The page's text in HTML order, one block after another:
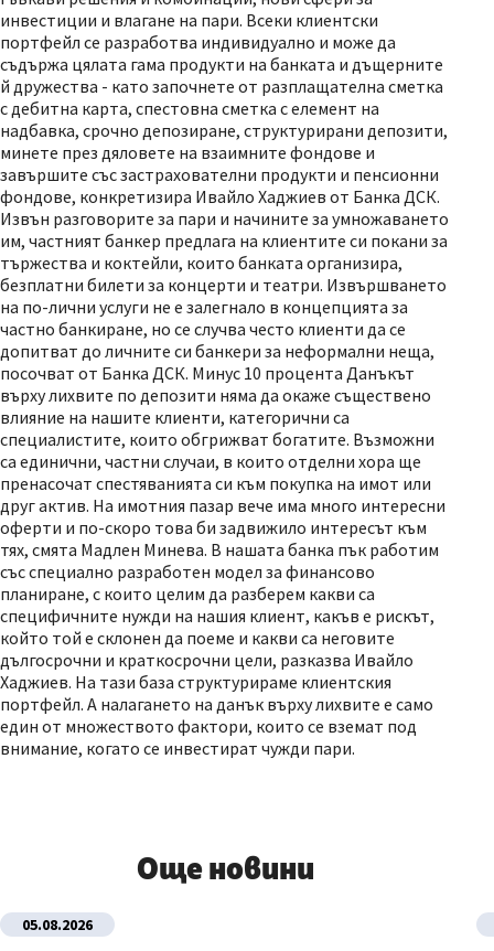
инвестиции и влагане на пари. Всеки клиентски
портфейл се разработва индивидуално и може да
съдържа цялата гама продукти на банката и дъщерните
й дружества - като започнете от разплащателна сметка
с дебитна карта, спестовна сметка с елемент на
надбавка, срочно депозиране, структурирани депозити,
минете през дяловете на взаимните фондове и
завършите със застрахователни продукти и пенсионни
фондове, конкретизира Ивайло Хаджиев от Банка ДСК.
Извън разговорите за пари и начините за умножаването
им, частният банкер предлага на клиентите си покани за
тържества и коктейли, които банката организира,
безплатни билети за концерти и театри. Извършването
на по-лични услуги не е залегнало в концепцията за
частно банкиране, но се случва често клиенти да се
допитват до личните си банкери за неформални неща,
посочват от Банка ДСК. Минус 10 процента Данъкът
върху лихвите по депозити няма да окаже съществено
влияние на нашите клиенти, категорични са
специалистите, които обгрижват богатите. Възможни
са единични, частни случаи, в които отделни хора ще
пренасочат спестяванията си към покупка на имот или
друг актив. На имотния пазар вече има много интересни
оферти и по-скоро това би задвижило интересът към
тях, смята Мадлен Минева. В нашата банка пък работим
със специално разработен модел за финансово
планиране, с които целим да разберем какви са
специфичните нужди на нашия клиент, какъв е рискът,
който той е склонен да поеме и какви са неговите
дългосрочни и краткосрочни цели, разказва Ивайло
Хаджиев. На тази база структурираме клиентския
портфейл. А налагането на данък върху лихвите е само
един от множеството фактори, които се вземат под
внимание, когато се инвестират чужди пари.
Още новини
05.08.2026